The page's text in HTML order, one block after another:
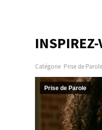
Catégorie Prise de Parole
Prise de Parole